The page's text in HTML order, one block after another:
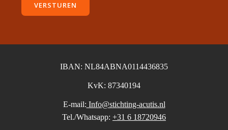
VERSTUREN
IBAN: NL84ABNA0114436835
KvK: 87340194
E-mail: Info@stichting-acutis.nl
Tel./Whatsapp: +31 6 18720946